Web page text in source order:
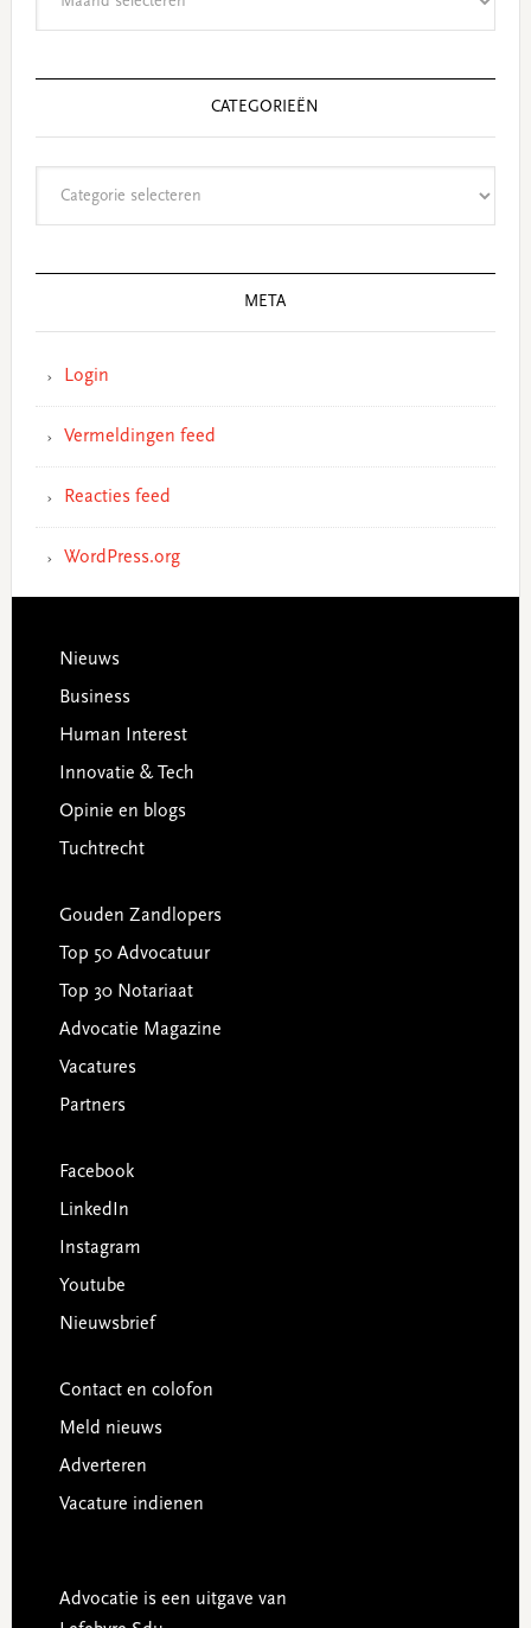
CATEGORIEËN
META
Login
Vermeldingen feed
Reacties feed
WordPress.org
Footer
Nieuws
Business
Human Interest
Innovatie & Tech
Opinie en blogs
Tuchtrecht
Gouden Zandlopers
Top 50 Advocatuur
Top 30 Notariaat
Advocatie Magazine
Vacatures
Partners
Facebook
LinkedIn
Instagram
Youtube
Nieuwsbrief
Contact en colofon
Meld nieuws
Adverteren
Vacature indienen
Advocatie is een uitgave van